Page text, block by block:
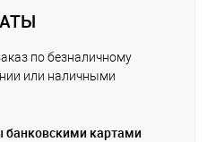
по безналичному
или наличными
картами